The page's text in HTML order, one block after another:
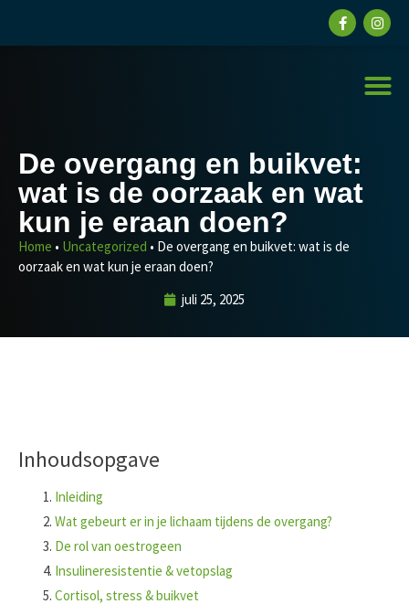
De overgang en buikvet:
wat is de oorzaak en wat
kun je eraan doen?
Home • Uncategorized • De overgang en buikvet: wat is de
oorzaak en wat kun je eraan doen?
juli 25, 2025
Inhoudsopgave
Inleiding
Wat gebeurt er in je lichaam tijdens de overgang?
De rol van oestrogeen
Insulineresistentie & vetopslag
Cortisol, stress & buikvet